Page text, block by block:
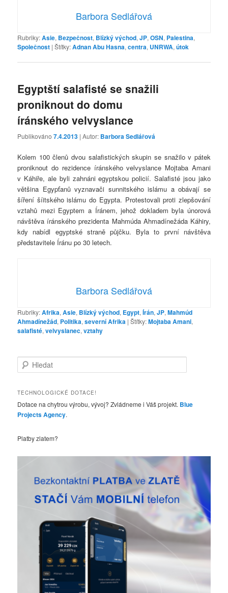
Barbora Sedlářová
Rubriky:Asie, Bezpečnost, Blízký východ,JP,OSN, Palestina,
Společnost |Štítky:Adnan Abu Hasna,centra, UNRWA,útok
Egyptští salafisté se snažili
proniknout do domu
íránského velvyslance
Publikováno7.4.2013 | Autor: Barbora Sedlářová
Kolem 100 členů dvou salafistických skupin se snažilo v pátek
proniknout do rezidence íránského velvyslance Mojtaba Amani
v Káhiře, ale byli zahnáni egyptskou policií. Salafisté jsou jako
většina Egypťanů vyznavači sunnitského islámu a obávají se
šíření šíitského islámu do Egypta. Protestovali proti zlepšování
vztahů mezi Egyptem a Íránem, jehož dokladem byla únorová
návštěva íránského prezidenta Mahmúda Ahmadínežáda Káhiry,
kdy nabídl egyptské straně půjčku. Byla to první návštěva
představitele Íránu po 30 letech.
Barbora Sedlářová
Rubriky:Afrika,Asie, Blízký východ, Egypt,Írán,JP,Mahmúd
Ahmadínežád, Politika,severní Afrika |Štítky:Mojtaba Amani,
salafisté,velvyslanec,vztahy
l
d
t
TECHNOLOGICKÉ DOTACE!
Dotace na chytrou výrobu, vývoj? Zvládneme i Váš projekt. Blue
Projects Agency.
Platby zlatem?